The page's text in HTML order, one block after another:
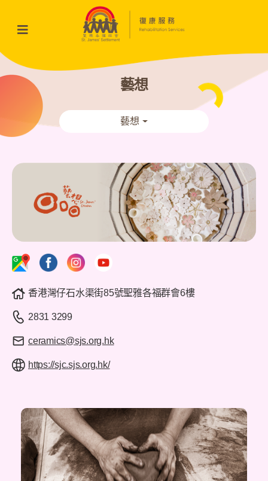
藝想
藝想
香港灣仔石水渠街85號聖雅各福群會6樓
2831 3299
ceramics@sjs.org.hk
https://sjc.sjs.org.hk/